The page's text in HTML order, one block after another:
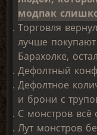
модпак
Торговля
лучше
Барахолке,
Дефолтный
Дефолтное
и брони с
С монстров всё
Лут монстров